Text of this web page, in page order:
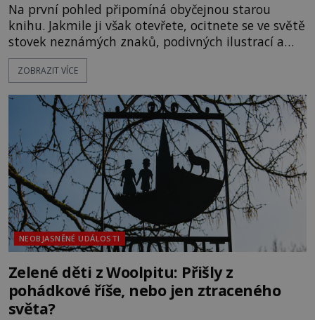
Na první pohled připomíná obyčejnou starou
knihu. Jakmile ji však otevřete, ocitnete se ve světě
stovek neznámých znaků, podivných ilustrací a
textu, který už téměř dvě století vzdoruje všem
pokusům o rozluštění. Rohoncský kodex patří mezi
jistotou neví, kdo jej napsal, kdy vznikl ani co
vlastně vypráví. Rohoncský kodex se poprvé
objevuje v roce
ZOBRAZIT VÍCE
NEOBJASNĚNÉ UDÁLOSTI
Zelené děti z Woolpitu: Přišly z
pohádkové říše, nebo jen ztraceného
světa?